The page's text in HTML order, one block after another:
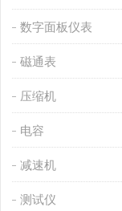
数字面板仪表
磁通表
压缩机
电容
减速机
测试仪